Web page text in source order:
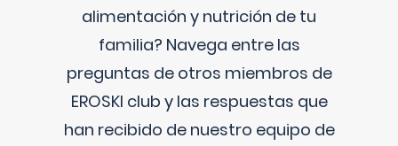
alimentación y nutrición de tu
familia? Navega entre las
preguntas de otros miembros de
EROSKI club y las respuestas que
han recibido de nuestro equipo de